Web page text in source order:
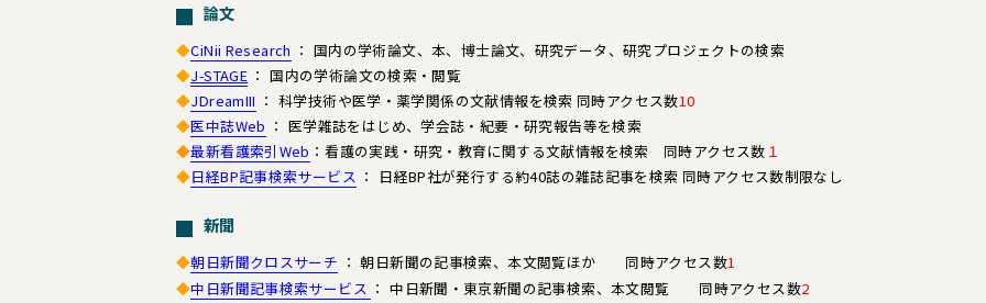
論文
◆CiNii Research ： 国内の学術論文、本、博士論文、研究データ、研究プロジェクトの検索
◆J-STAGE ： 国内の学術論文の検索・閲覧
◆JDreamIII ： 科学技術や医学・薬学関係の文献情報を検索 同時アクセス数10
◆医中誌Web ： 医学雑誌をはじめ、学会誌・紀要・研究報告等を検索
◆最新看護索引Web ：看護の実践・研究・教育に関する文献情報を検索 同時アクセス数 １
◆日経BP記事検索サービス ： 日経BP社が発行する約40誌の雑誌記事を検索 同時アクセス数制限なし
新聞
◆朝日新聞クロスサーチ ： 朝日新聞の記事検索、本文閲覧ほか 同時アクセス数1
◆中日新聞記事検索サービス ： 中日新聞・東京新聞の記事検索、本文閲覧 同時アクセス数2